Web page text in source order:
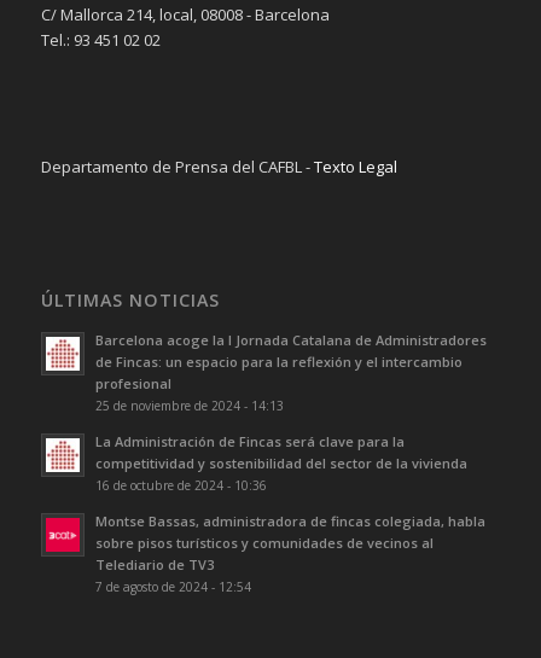
C/ Mallorca 214, local, 08008 - Barcelona
Tel.: 93 451 02 02
Departamento de Prensa del CAFBL -Texto Legal
ÚLTIMAS NOTICIAS
Barcelona acoge la I Jornada Catalana de Administradores
de Fincas: un espacio para la reflexión y el intercambio
profesional
25 de noviembre de 2024 - 14:13
La Administración de Fincas será clave para la
competitividad y sostenibilidad del sector de la vivienda
16 de octubre de 2024 - 10:36
Montse Bassas, administradora de fincas colegiada, habla
sobre pisos turísticos y comunidades de vecinos al
Telediario de TV3
7 de agosto de 2024 - 12:54